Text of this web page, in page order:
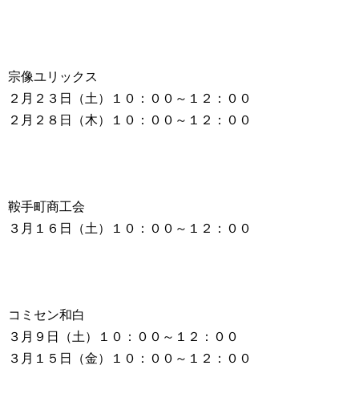
宗像ユリックス
２月２３日（土）１０：００～１２：００
２月２８日（木）１０：００～１２：００
鞍手町商工会
３月１６日（土）１０：００～１２：００
コミセン和白
３月９日（土）１０：００～１２：００
３月１５日（金）１０：００～１２：００